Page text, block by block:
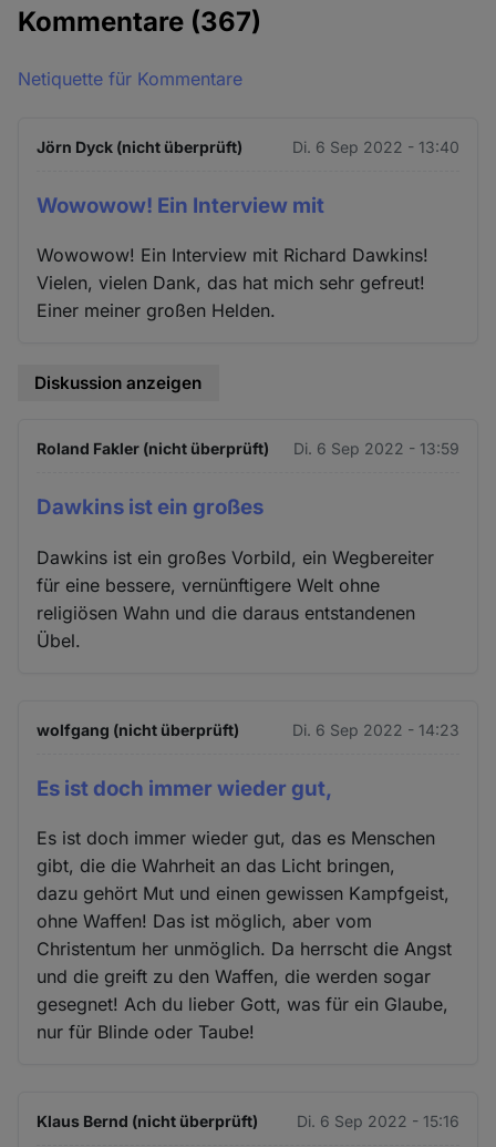
Kommentare (367)
Netiquette für Kommentare
Jörn Dyck (nicht überprüft) Di. 6 Sep 2022 - 13:40
Wowowow! Ein Interview mit
Wowowow! Ein Interview mit Richard Dawkins!
Vielen, vielen Dank, das hat mich sehr gefreut!
Einer meiner großen Helden.
Diskussion anzeigen
Roland Fakler (nicht überprüft) Di. 6 Sep 2022 - 13:59
Dawkins ist ein großes
Dawkins ist ein großes Vorbild, ein Wegbereiter
für eine bessere, vernünftigere Welt ohne
religiösen Wahn und die daraus entstandenen
Übel.
wolfgang (nicht überprüft) Di. 6 Sep 2022 - 14:23
Es ist doch immer wieder gut,
Es ist doch immer wieder gut, das es Menschen
gibt, die die Wahrheit an das Licht bringen,
dazu gehört Mut und einen gewissen Kampfgeist,
ohne Waffen! Das ist möglich, aber vom
Christentum her unmöglich. Da herrscht die Angst
und die greift zu den Waffen, die werden sogar
gesegnet! Ach du lieber Gott, was für ein Glaube,
nur für Blinde oder Taube!
Klaus Bernd (nicht überprüft) Di. 6 Sep 2022 - 15:16